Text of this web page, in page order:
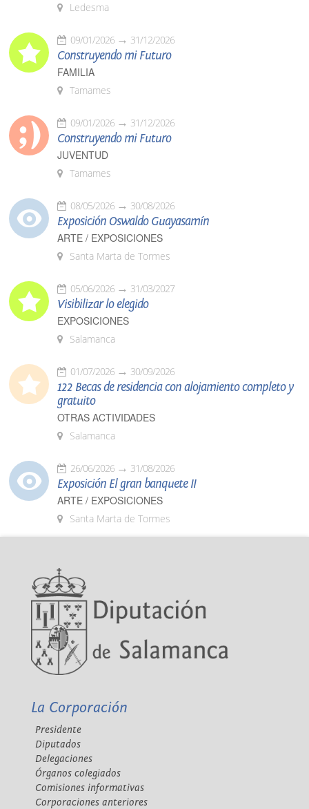
Ledesma
09/01/2026 31/12/2026
Construyendo mi Futuro
FAMILIA
Tamames
09/01/2026 31/12/2026
Construyendo mi Futuro
JUVENTUD
Tamames
08/05/2026 30/08/2026
Exposición Oswaldo Guayasamín
ARTE / EXPOSICIONES
Santa Marta de Tormes
05/06/2026 31/03/2027
Visibilizar lo elegido
EXPOSICIONES
Salamanca
01/07/2026 30/09/2026
122 Becas de residencia con alojamiento completo y
gratuito
OTRAS ACTIVIDADES
Salamanca
26/06/2026 31/08/2026
Exposición El gran banquete II
ARTE / EXPOSICIONES
Santa Marta de Tormes
La Corporación
Presidente
Diputados
Delegaciones
Órganos colegiados
Comisiones informativas
Corporaciones anteriores